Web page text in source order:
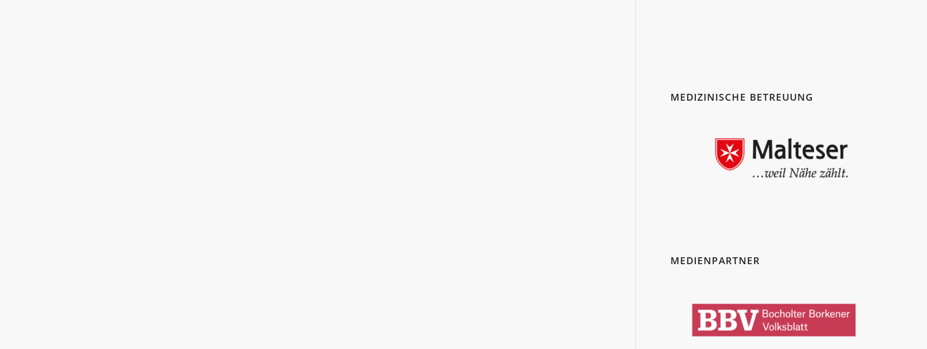
MEDIZINISCHE BETREUUNG
MEDIENPARTNER